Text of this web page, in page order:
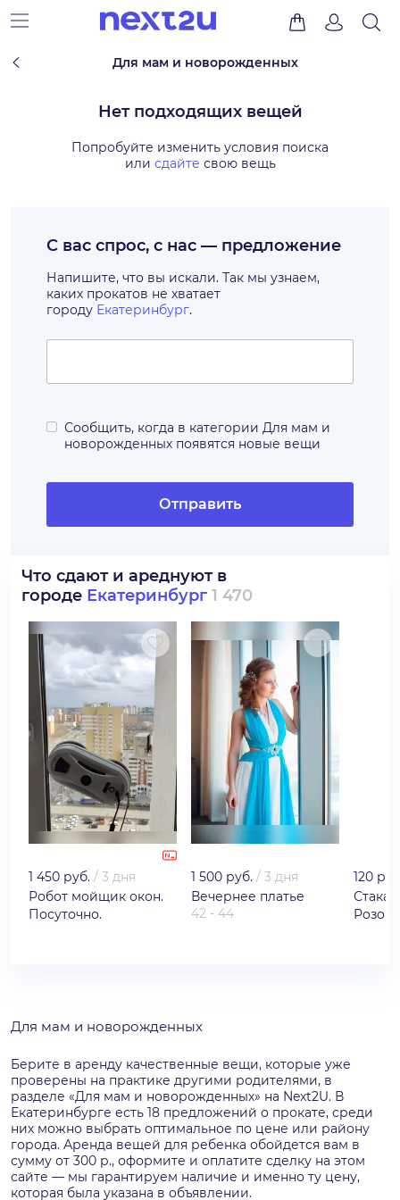
Для мам и новорожденных
Нет подходящих вещей
Попробуйте изменить условия поиска
или сдайте свою вещь
С вас спрос, с нас — предложение
Напишите, что вы искали. Так мы узнаем,
каких прокатов не хватает
городу Екатеринбург.
Сообщить, когда в категории Для мам и
новорожденных появятся новые вещи
Отправить
Что сдают и ареднуют в
городе Екатеринбург 1 470
1 450 руб. / 3 дня
Робот мойщик окон.
Посуточно.
1 500 руб. / 3 дня
Вечернее платье
42 - 44
120
Для мам и новорожденных
Берите в аренду качественные вещи, которые уже
проверены на практике другими родителями, в
разделе «Для мам и новорожденных» на Next2U. В
Екатеринбурге есть 18 предложений о прокате, среди
них можно выбрать оптимальное по цене или району
города. Аренда вещей для ребенка обойдется вам в
сумму от 300 р., оформите и оплатите сделку на этом
сайте — мы гарантируем наличие и именно ту цену,
которая была указана в объявлении.